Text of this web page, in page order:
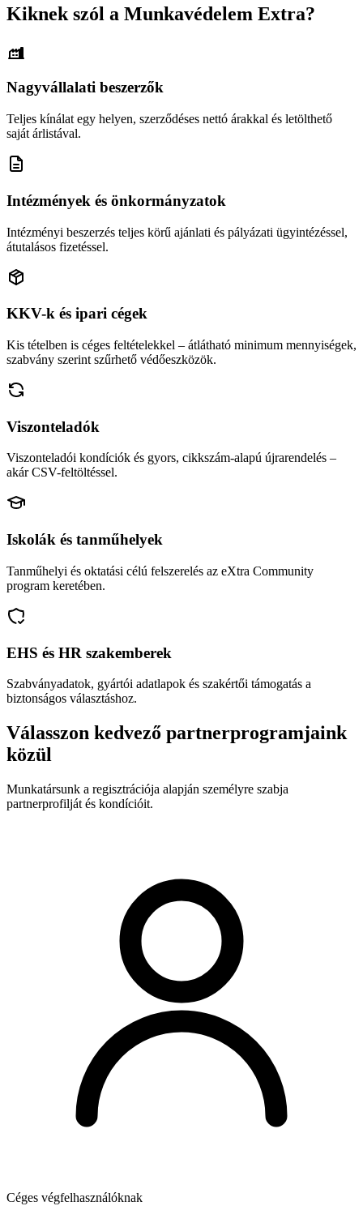
Kiknek szól a Munkavédelem Extra?
Nagyvállalati beszerzők
Teljes kínálat egy helyen, szerződéses nettó árakkal és letölthető
saját árlistával.
Intézmények és önkormányzatok
Intézményi beszerzés teljes körű ajánlati és pályázati ügyintézéssel,
átutalásos fizetéssel.
KKV-k és ipari cégek
Kis tételben is céges feltételekkel – átlátható minimum mennyiségek,
szabvány szerint szűrhető védőeszközök.
Viszonteladók
Viszonteladói kondíciók és gyors, cikkszám-alapú újrarendelés –
akár CSV-feltöltéssel.
Iskolák és tanműhelyek
Tanműhelyi és oktatási célú felszerelés az eXtra Community
program keretében.
EHS és HR szakemberek
Szabványadatok, gyártói adatlapok és szakértői támogatás a
biztonságos választáshoz.
Válasszon kedvező partnerprogramjaink
közül
Munkatársunk a regisztrációja alapján személyre szabja
partnerprofilját és kondícióit.
Céges végfelhasználóknak